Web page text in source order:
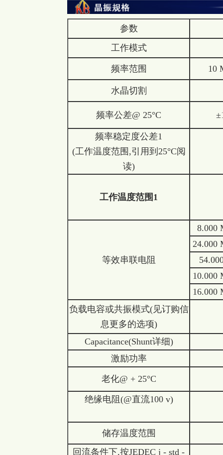
参数
工作模式
频率范围 10
水晶切割
频率公差@ 25°C
频率稳定度公差1
(工作温度范围,引用到25°C阅
读)
工作温度范围 1
等效串联电阻
8.000
24.000
10.000
16.000
负载电容或共振模式(见订购信
息更多的选项)
Capacitance(Shunt详细)
激励功率
老化@ + 25°C
绝缘电阻(@直流100 v)
储存温度范围
回流条件下,按JEDEC j - std -